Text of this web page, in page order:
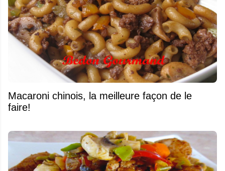
Macaroni chinois, la meilleure façon de le
faire!